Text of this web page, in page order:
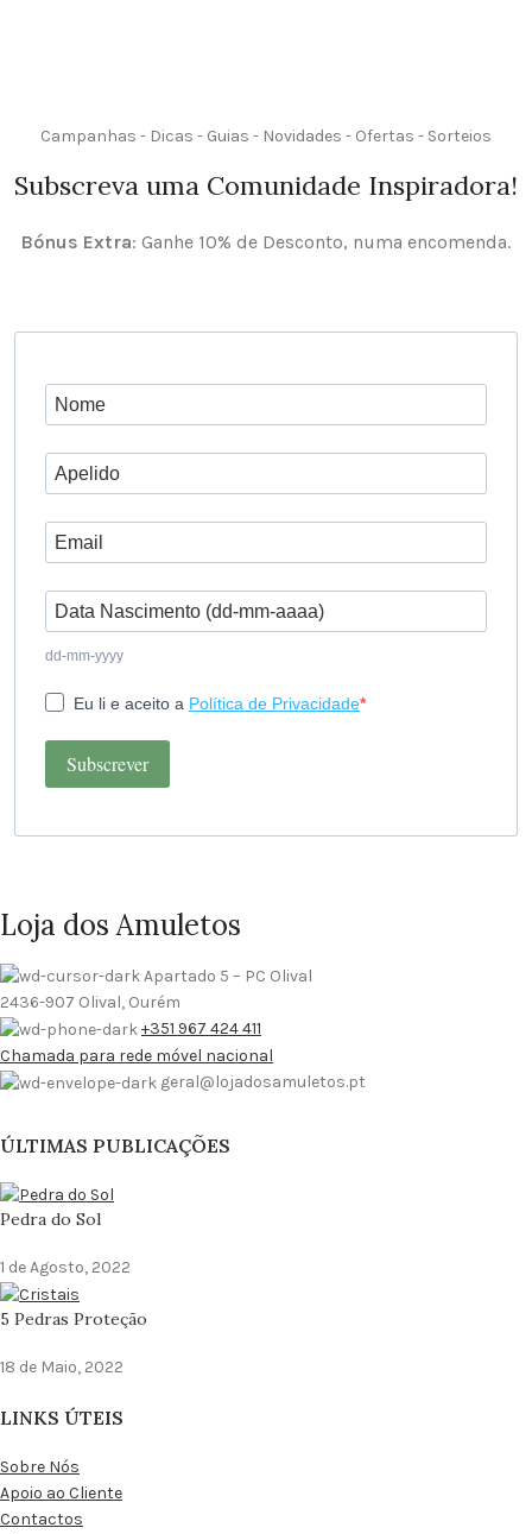
Campanhas - Dicas - Guias - Novidades - Ofertas - Sorteios
Subscreva uma Comunidade Inspiradora!
Bónus Extra: Ganhe 10% de Desconto, numa encomenda.
dd-mm-yyyy
Eu li e aceito a Política de Privacidade
Subscrever
Loja dos Amuletos
Apartado 5 – PC Olival
2436-907 Olival, Ourém
+351 967 424 411
Chamada para rede móvel nacional
geral@lojadosamuletos.pt
ÚLTIMAS PUBLICAÇÕES
Pedra do Sol
1 de Agosto, 2022
5 Pedras Proteção
18 de Maio, 2022
LINKS ÚTEIS
Sobre Nós
Apoio ao Cliente
Contactos